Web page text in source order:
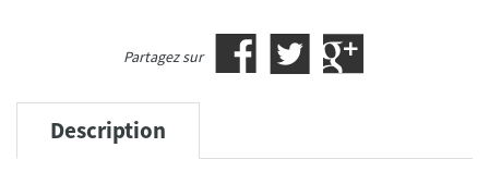
Partagez sur
Description